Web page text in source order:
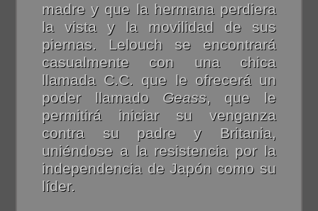
madre y que la hermana perdiera
la vista y la movilidad de sus
piernas. Lelouch se encontrará
casualmente con una chica
llamada C.C. que le ofrecerá un
poder llamado Geass, que le
permitirá iniciar su venganza
contra su padre y Britania,
uniéndose a la resistencia por la
independencia de Japón como su
líder.